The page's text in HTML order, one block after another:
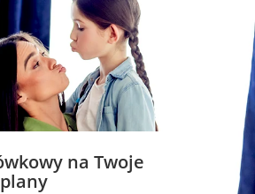
na Twoje